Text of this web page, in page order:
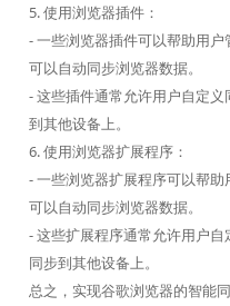
5. 使用浏览器插件：
- 一些浏览器插件可以帮助用
可以自动同步浏览器数据。
- 这些插件通常允许用户自定
到其他设备上。
6. 使用浏览器扩展程序：
- 一些浏览器扩展程序可以帮
可以自动同步浏览器数据。
- 这些扩展程序通常允许用户
同步到其他设备上。
总之，实现谷歌浏览器的智能